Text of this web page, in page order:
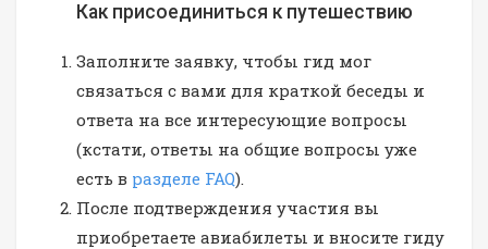
Как присоединиться к путешествию
Заполните заявку, чтобы гид мог
связаться с вами для краткой беседы и
ответа на все интересующие вопросы
(кстати, ответы на общие вопросы уже
есть в разделе FAQ).
После подтверждения участия вы
приобретаете авиабилеты и вносите гиду